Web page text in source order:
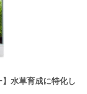
水草育成に特化し